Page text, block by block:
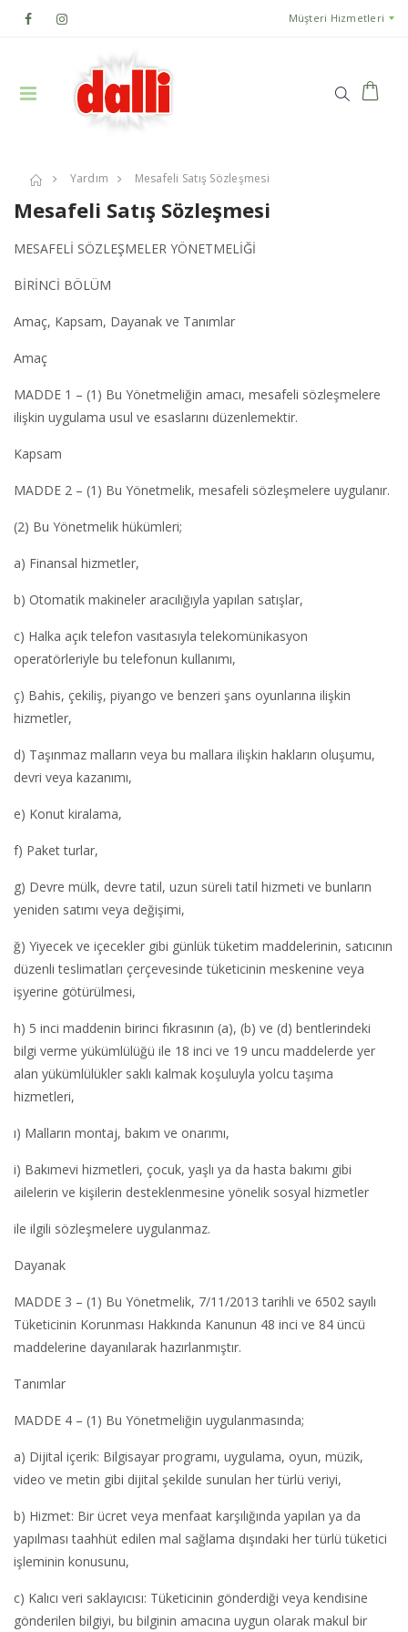
Müşteri Hizmetleri
Yardım Mesafeli Satış Sözleşmesi
Mesafeli Satış Sözleşmesi
MESAFELİ SÖZLEŞMELER YÖNETMELİĞİ
BİRİNCİ BÖLÜM
Amaç, Kapsam, Dayanak ve Tanımlar
Amaç
MADDE 1 – (1) Bu Yönetmeliğin amacı, mesafeli sözleşmelere
ilişkin uygulama usul ve esaslarını düzenlemektir.
Kapsam
MADDE 2 – (1) Bu Yönetmelik, mesafeli sözleşmelere uygulanır.
(2) Bu Yönetmelik hükümleri;
a) Finansal hizmetler,
b) Otomatik makineler aracılığıyla yapılan satışlar,
c) Halka açık telefon vasıtasıyla telekomünikasyon
operatörleriyle bu telefonun kullanımı,
ç) Bahis, çekiliş, piyango ve benzeri şans oyunlarına ilişkin
hizmetler,
d) Taşınmaz malların veya bu mallara ilişkin hakların oluşumu,
devri veya kazanımı,
e) Konut kiralama,
f) Paket turlar,
g) Devre mülk, devre tatil, uzun süreli tatil hizmeti ve bunların
yeniden satımı veya değişimi,
ğ) Yiyecek ve içecekler gibi günlük tüketim maddelerinin, satıcının
düzenli teslimatları çerçevesinde tüketicinin meskenine veya
işyerine götürülmesi,
h) 5 inci maddenin birinci fıkrasının (a), (b) ve (d) bentlerindeki
bilgi verme yükümlülüğü ile 18 inci ve 19 uncu maddelerde yer
alan yükümlülükler saklı kalmak koşuluyla yolcu taşıma
hizmetleri,
ı) Malların montaj, bakım ve onarımı,
i) Bakımevi hizmetleri, çocuk, yaşlı ya da hasta bakımı gibi
ailelerin ve kişilerin desteklenmesine yönelik sosyal hizmetler
ile ilgili sözleşmelere uygulanmaz.
Dayanak
MADDE 3 – (1) Bu Yönetmelik, 7/11/2013 tarihli ve 6502 sayılı
Tüketicinin Korunması Hakkında Kanunun 48 inci ve 84 üncü
maddelerine dayanılarak hazırlanmıştır.
Tanımlar
MADDE 4 – (1) Bu Yönetmeliğin uygulanmasında;
a) Dijital içerik: Bilgisayar programı, uygulama, oyun, müzik,
video ve metin gibi dijital şekilde sunulan her türlü veriyi,
b) Hizmet: Bir ücret veya menfaat karşılığında yapılan ya da
yapılması taahhüt edilen mal sağlama dışındaki her türlü tüketici
işleminin konusunu,
c) Kalıcı veri saklayıcısı: Tüketicinin gönderdiği veya kendisine
gönderilen bilgiyi, bu bilginin amacına uygun olarak makul bir